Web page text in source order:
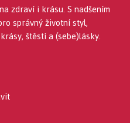
zdraví i krásu. S nadšením
správný životní styl,
štěstí a (sebe)lásky.